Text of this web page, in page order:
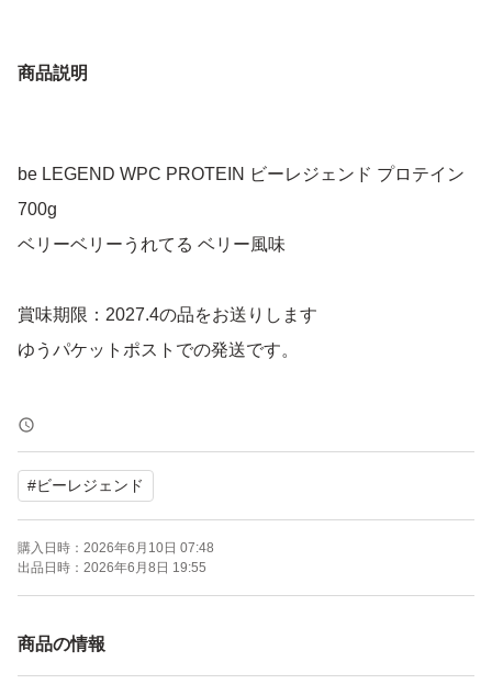
商品説明
be LEGEND WPC PROTEIN ビーレジェンド プロテイン
700g
ベリーベリーうれてる ベリー風味
賞味期限：2027.4の品をお送りします
ゆうパケットポストでの発送です。
丁寧に誠実に対応いたします。
#ビーレジェンド
購入日時： 2026年6月10日 07:48
出品日時： 2026年6月8日 19:55
商品の情報